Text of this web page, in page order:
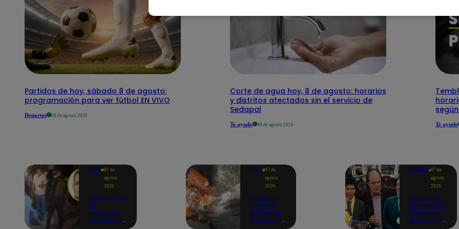
Partidos de hoy, sábado 8 de agosto:
programación para ver fútbol EN VIVO
Deportes 08 de agosto 2026
Corte de agua hoy, 8 de agosto: horarios
y distritos afectados sin el servicio de
Sedapal
Te ayudo 08 de agosto 2026 Te ayudo
Perú 07 de
agosto
2026
Giro en caso
de
empresario
secuestrado
Perú 07 de
agosto
2026
Gobierno
anuncia
estado de
emergencia
Política 07 de
agosto
2026
Elecciones
Municipales:
presentan
proyecto de